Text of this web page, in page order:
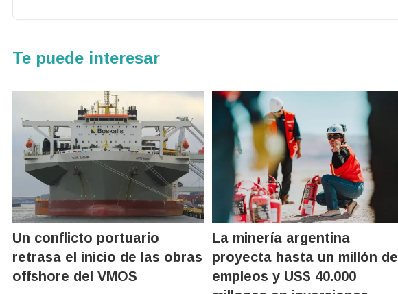
Te puede interesar
Un conflicto portuario
retrasa el inicio de las obras
offshore del VMOS
La minería argentina
proyecta hasta un millón de
empleos y US$ 40.000